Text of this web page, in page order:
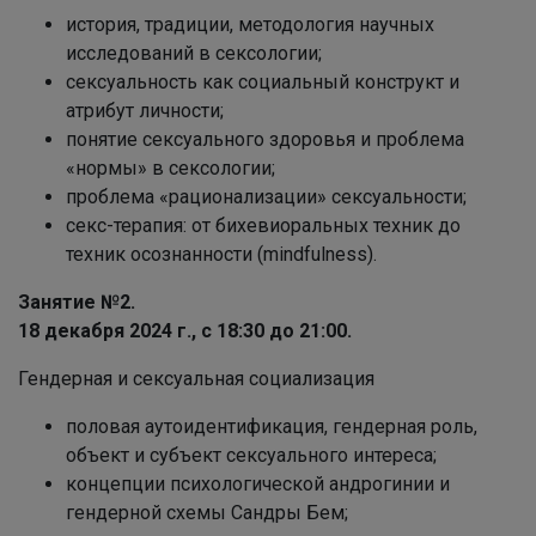
история, традиции, методология научных
исследований в сексологии;
сексуальность как социальный конструкт и
атрибут личности;
понятие сексуального здоровья и проблема
«нормы» в сексологии;
проблема «рационализации» сексуальности;
секс-терапия: от бихевиоральных техник до
техник осознанности (mindfulness).
Занятие №2.
18 декабря 2024 г., с 18:30 до 21:00.
Гендерная и сексуальная социализация
половая аутоидентификация, гендерная роль,
объект и субъект сексуального интереса;
концепции психологической андрогинии и
гендерной схемы Сандры Бем;